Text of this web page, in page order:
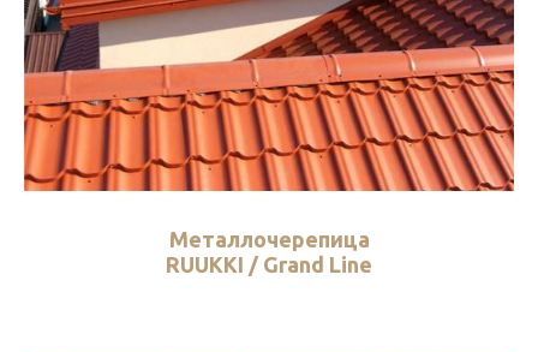
Металлочерепица
RUUKKI / Grand Line